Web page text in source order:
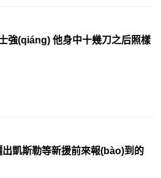
強(qiáng) 他身中十幾刀之后照樣
凱斯勒等新援前來報(bào)到的